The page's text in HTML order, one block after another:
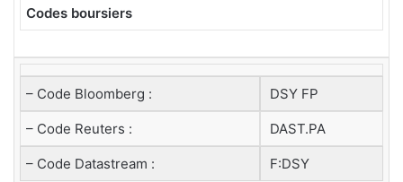
Codes boursiers
– Code Bloomberg : DSY FP
– Code Reuters : DAST.PA
– Code Datastream : F:DSY